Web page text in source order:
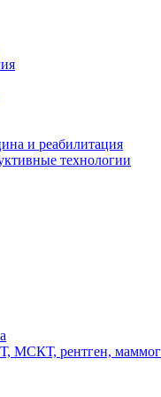
и реабилитация
технологии
МСКТ, рентген,